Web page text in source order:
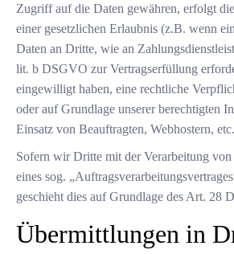
Zugriff auf die Daten gewähren, erfolgt
einer gesetzlichen Erlaubnis (z.B. wenn
Daten an Dritte, wie an
lit. b DSGVO zur Vertragserfüllung
eingewilligt haben, eine rechtliche
oder auf Grundlage unserer berechtigten
Einsatz von Beauftragten, Webhostern,
Sofern wir Dritte mit der Verarbeitung
eines sog.
geschieht dies auf Grundlage des Art. 28
Übermittlungen in